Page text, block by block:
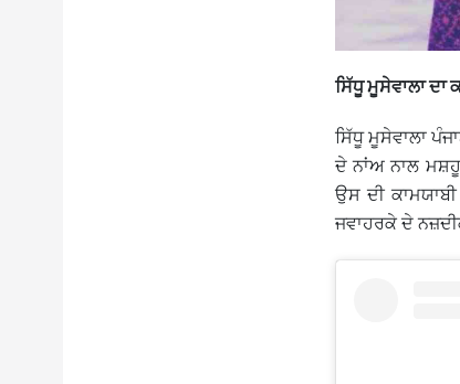
ਸਿੱਧੂ ਮੂਸੇਵਾਲਾ ਦਾ
ਸਿੱਧੂ ਮੂਸੇਵਾਲਾ
ਦੇ ਨਾਂਅ ਨਾਲ
ਉਸ ਦੀ
ਜਵਾਹਰਕੇ ਦੇ